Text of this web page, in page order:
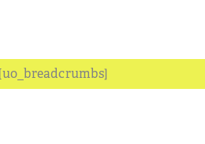
[uo_breadcrumbs]